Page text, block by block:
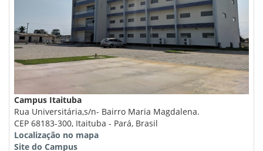
Campus Itaituba
Rua Universitária,s/n- Bairro Maria Magdalena.
CEP 68183-300, Itaituba - Pará, Brasil
Localização no mapa
Site do Campus